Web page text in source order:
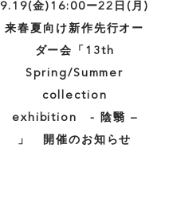
9.19(金)16:00ー22日(月)
来春夏向け新作先行オー
ダー会「13th
Spring/Summer
collection
exhibition - 陰翳 –
」 開催のお知らせ